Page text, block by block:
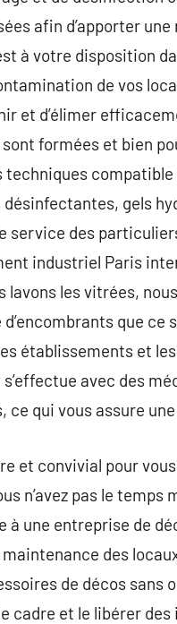
afin d’apporter
à votre disposition
de vos
et d’élimer
formées et bien
compatible
gels
service des
industriel Paris
lavons les vitrées,
que
établissements et
avec des
qui vous assure
et convivial pour
n’avez pas le
une entreprise de
des
de décos sans
cadre et le libérer